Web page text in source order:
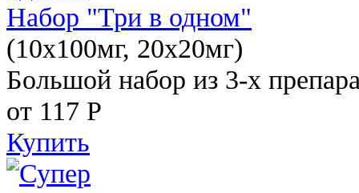
Набор "Три в одном"
(10x100мг, 20x20мг)
Большой набор из 3-х
от 117 Р
Купить